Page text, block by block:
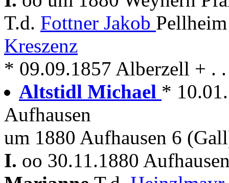
T.d. Fottner Jakob
Kreszenz
* 09.09.1857 Alberzell + .
Altstidl Michael *
Aufhausen
um 1880 Aufhausen 6
I. oo 30.11.1880